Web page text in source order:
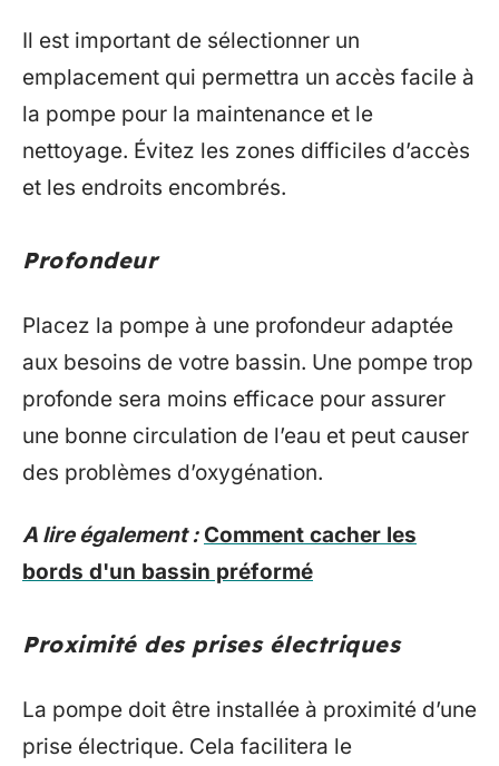
Il est important de sélectionner un
emplacement qui permettra un accès facile à
la pompe pour la maintenance et le
nettoyage. Évitez les zones difficiles d’accès
et les endroits encombrés.
Profondeur
Placez la pompe à une profondeur adaptée
aux besoins de votre bassin. Une pompe trop
profonde sera moins efficace pour assurer
une bonne circulation de l’eau et peut causer
des problèmes d’oxygénation.
A lire également : Comment cacher les
bords d'un bassin préformé
Proximité des prises électriques
La pompe doit être installée à proximité d’une
prise électrique. Cela facilitera le